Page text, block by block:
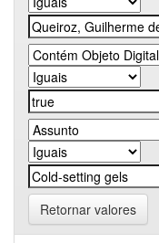
Retornar valores